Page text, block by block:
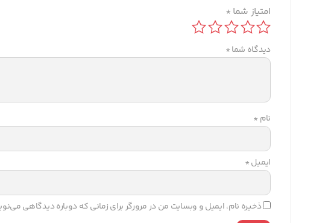
امتیاز شما *
دیدگاه شما*
نام *
ایمیل*
ذخیره نام، ایمیل و وبسایت من در مرورگر برای زمانی که دوباره دیدگاهی